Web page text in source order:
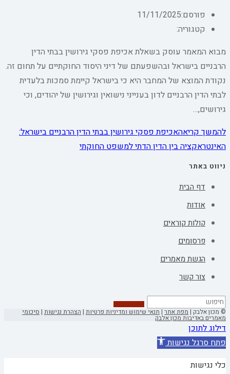
פורסם:11/11/2025
קטגוריה:
מבוא המאמר עוסק בשאלת אכיפת פסקי גירושין בבתי הדין
הרבניים בישראל ובהשפעתם של דיני היסוד החוקתיים על תחום זה.
נקודת המוצא של המחבר היא כי בישראל קיימת סמכות בלעדית
לבתי הדין הרבניים לדון בענייני נישואין וגירושין של יהודים, וכי
גירושים,…
להמשך קריאהאכיפת פסקי גירושין בבתי הדין הרבניים בישראל:
האינטראקציה בין הדין הדתי למשפט החוקתי
ניווט באתר
דף הבית
אודות
קולות קוראים
פרסומים
הגשת מאמרים
צור קשר
© מכון אלבק |מפת אתר|תנאי שימוש ומדיניות פרטיות | הצהרת נגישות | סיכומי
מאמרים באדיבות מכון אלבק
דילוג לתוכן
פתח סרגל נגישות
כלי נגישות